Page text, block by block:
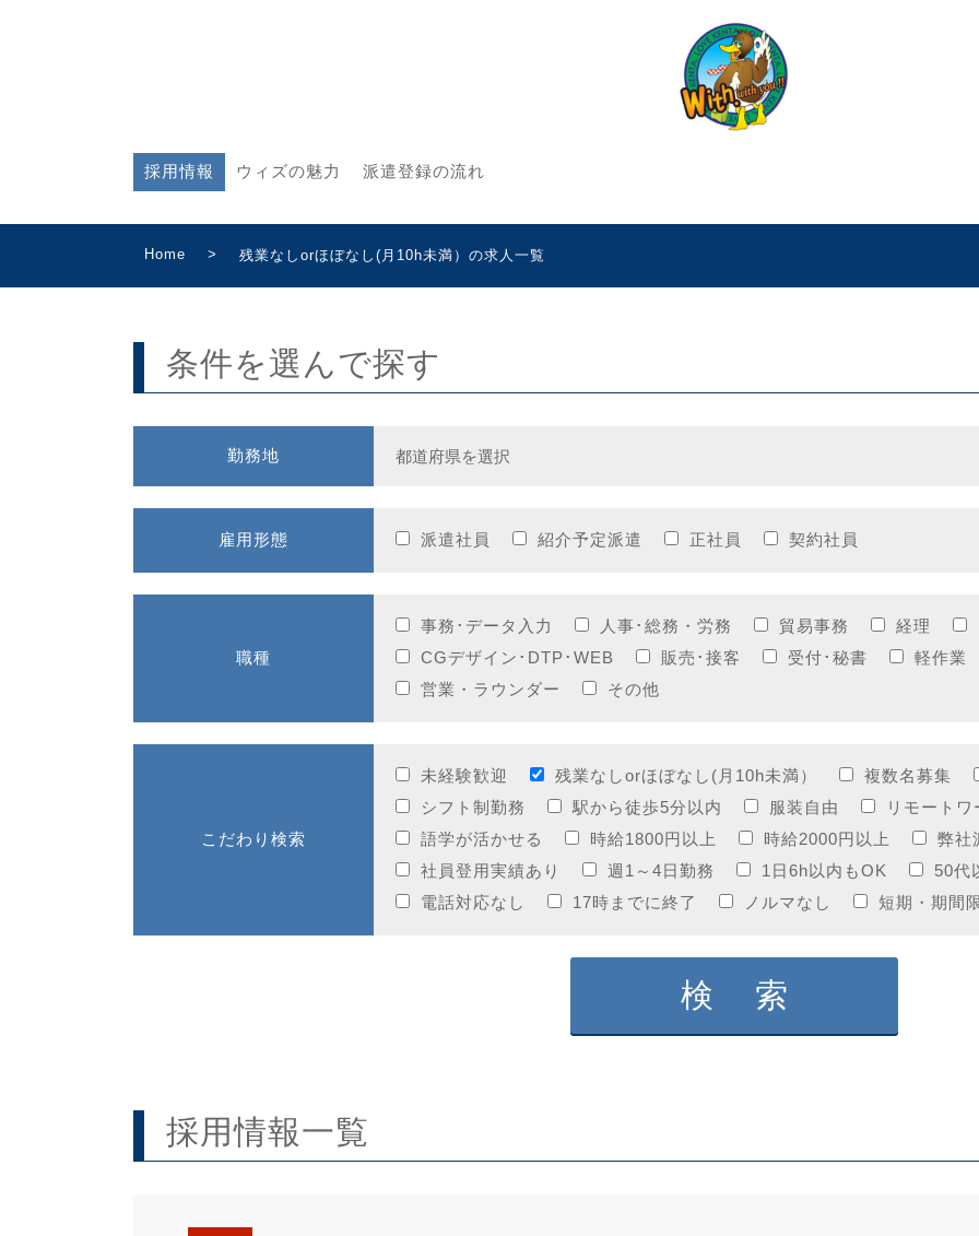
採用情報 ウィズの魅力 派遣登録の流れ
Home > 残業なしorほぼなし(月10h未満）の求人一覧
条件を選んで探す
勤務地
雇用形態 派遣社員 紹介予定派遣 正社員 契約社員
職種
事務･データ入力 人事･総務・労務 貿易事務 経理
CGデザイン･DTP･WEB
販売･接客 受付･秘書
軽作業
営業・ラウンダー
その他
こだわり検索
未経験歓迎 残業なしorほぼなし(月10h未満）
複数名募集
シフト制勤務
駅から徒歩5分以内 服装自由
リモート
語学が活かせる
時給1800円以上 時給2000円以上
弊社
社員登用実績あり
週1～4日勤務 1日6h以内もOK
50代
電話対応なし
17時までに終了 ノルマなし 短期・期間
採用情報一覧